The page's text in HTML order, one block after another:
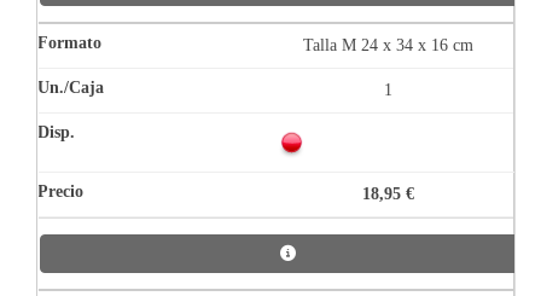
Talla M 24 x 34 x 16 cm
1
18,95 €